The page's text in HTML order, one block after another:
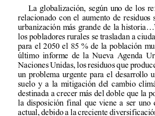
La globalización, según uno de los
relacionado con el aumento de residuos
urbanización más grande de la
los pobladores rurales se trasladan a
para el 2050 el 85 % de la población
último informe de la Nueva Agenda
Naciones Unidas, los residuos que
un problema urgente para el desarrollo
suelo y a la mitigación del cambio
destinada a crecer más del doble que la
la disposición final que viene a ser uno
actual, debido a la creciente di